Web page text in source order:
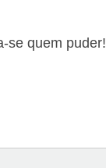
se quem puder!